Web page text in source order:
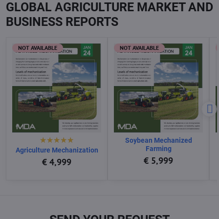
GLOBAL AGRICULTURE MARKET AND
BUSINESS REPORTS
NOT AVAILABLE
Agriculture Mechanization
€ 4,999
NOT AVAILABLE
Soybean Mechanized
Farming
€ 5,999